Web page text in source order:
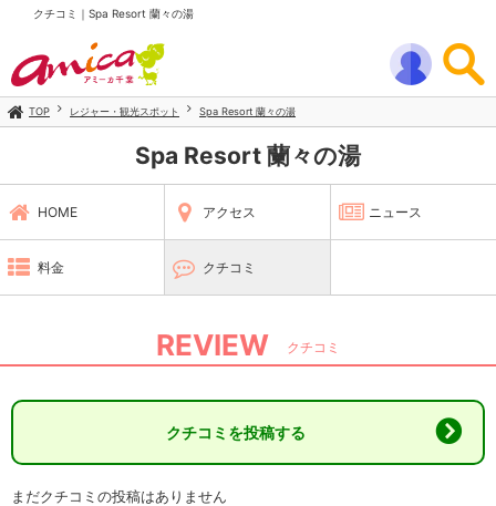
クチコミ｜Spa Resort 蘭々の湯
TOP レジャー・観光スポット Spa Resort 蘭々の湯
Spa Resort 蘭々の湯
HOME アクセス ニュース
料金 クチコミ
REVIEW クチコミ
クチコミを投稿する
まだクチコミの投稿はありません